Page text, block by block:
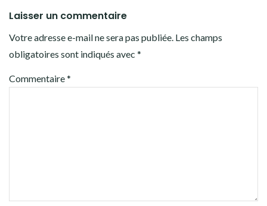
Laisser un commentaire
Votre adresse e-mail ne sera pas publiée. Les champs
obligatoires sont indiqués avec *
Commentaire*